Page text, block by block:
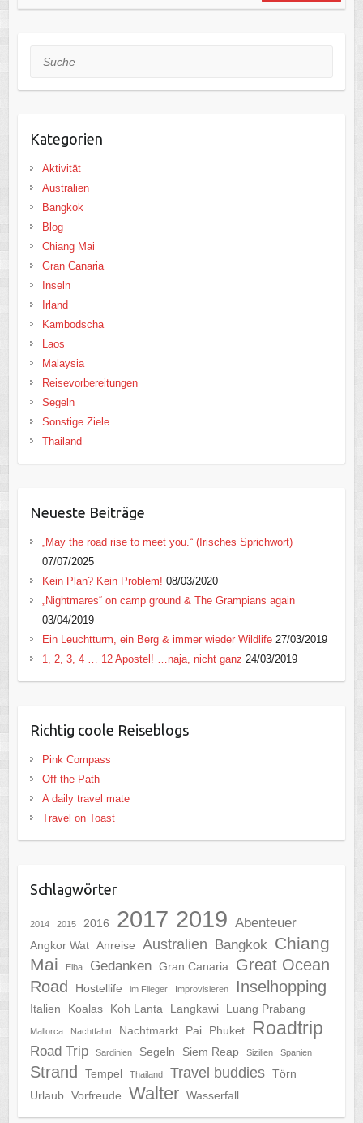
Suche
Kategorien
Aktivität
Australien
Bangkok
Blog
Chiang Mai
Gran Canaria
Inseln
Irland
Kambodscha
Laos
Malaysia
Reisevorbereitungen
Segeln
Sonstige Ziele
Thailand
Neueste Beiträge
„May the road rise to meet you.“ (Irisches Sprichwort)
07/07/2025
Kein Plan? Kein Problem! 08/03/2020
„Nightmares“ on camp ground & The Grampians again
03/04/2019
Ein Leuchtturm, ein Berg & immer wieder Wildlife 27/03/2019
1, 2, 3, 4 … 12 Apostel! …naja, nicht ganz 24/03/2019
Richtig coole Reiseblogs
Pink Compass
Off the Path
A daily travel mate
Travel on Toast
Schlagwörter
2014 2015 2016 2017 2019 Abenteuer
Angkor Wat Anreise Australien Bangkok
Chiang
Mai
Elba Gedanken Gran Canaria
Great Ocean
Road
Hostellife im Flieger Improvisieren Inselhopping
Italien Koalas Koh Lanta Langkawi Luang Prabang
Mallorca Nachtfahrt Nachtmarkt Pai Phuket Roadtrip
Road Trip Sardinien Segeln Siem Reap Sizilien Spanien
Strand Tempel Thailand Travel buddies Törn
Urlaub Vorfreude Walter Wasserfall